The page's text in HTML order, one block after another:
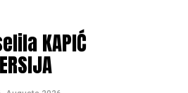
kod
HA RAHMETEN VASIAH
KAPIĆ